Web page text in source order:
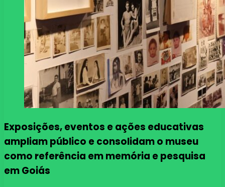
Exposições, eventos e ações educativas
ampliam público e consolidam o museu
como referência em memória e pesquisa
em Goiás